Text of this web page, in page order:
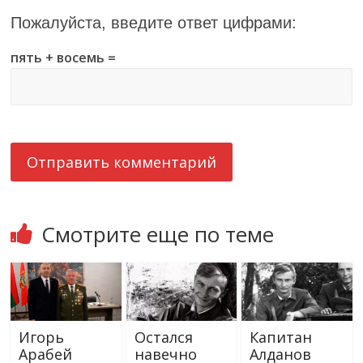
Смотрите еще по теме
Игорь
Арабей
Остался
навечно
Капитан
Алданов
Пожалуйста, введите ответ цифрами:
пять + восемь =